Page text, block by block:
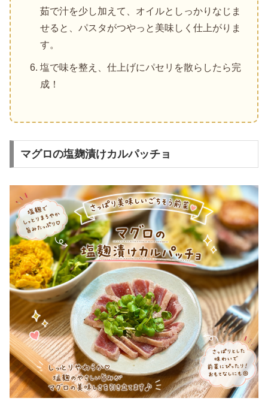
茹で汁を少し加えて、オイルとしっかりなじま
せると、パスタがつやっと美味しく仕上がりま
す。
塩で味を整え、仕上げにパセリを散らしたら完
成！
マグロの塩麹漬けカルパッチョ